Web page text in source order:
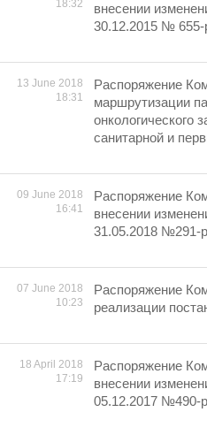
18:32
внесении
30.12.2015 № 655-
13 June 2018
18:31
Распоряжение
маршрутизации
онкологического
санитарной и
09 June 2018
16:41
Распоряжение
внесении
31.05.2018 №291-р
07 June 2018
10:23
Распоряжение
реализации
18 April 2018
17:19
Распоряжение
внесении
05.12.2017 №490-